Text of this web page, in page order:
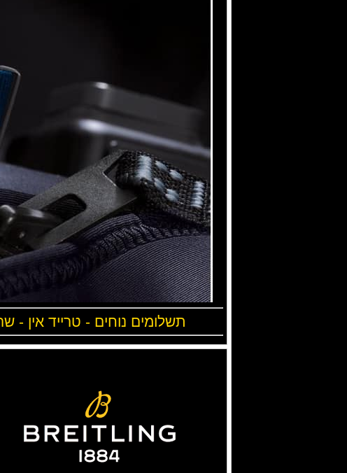
תשלומים נוחים - טרייד אין -